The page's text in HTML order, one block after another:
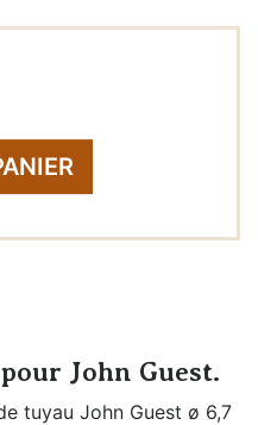
John Guest.
tuyau John Guest ø 6,7